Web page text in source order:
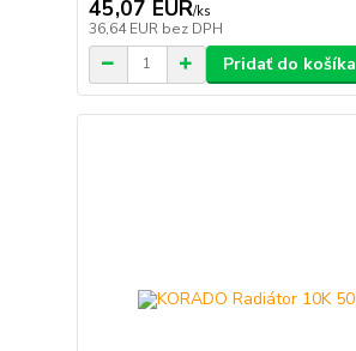
45,07 EUR/ks
36,64 EUR bez DPH
Pridať do košíka